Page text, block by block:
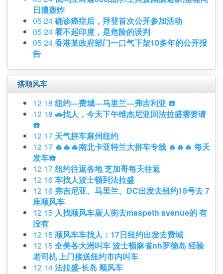
日遭轰炸
05 24确诊癌症后，拜登首次公开参加活动
05 24看不起印度，是危险的误判
05 24香港某政府部门一口气下架10多年的公开报
告
搭顺风车
12 18 纽约—费城—马里兰—弗吉利亚 ☎️
12 18 🚗找人，今天下午维杰尼亚回法拉盛需要请
☎️
12 17 天气拼车麻州纽约
12 17 🔥🔥🔥南北卡亚特兰大拼车专线 🔥🔥🔥 每天
发车☎️
12 17纽约往返各地 芝加哥每天往返
12 16车找人波士顿到法拉盛
12 16 弗吉尼亚、马里兰、DC出发去纽约18号去 7
座顺风车
12 15 人找顺风车唐人街去maspeth avenue的 有
没有
12 15顺风车车找人：17日纽约出发去费城
12 15全美各大洲叫车 波士顿麻省nh罗德岛 经验
老司机 上门接送纽约市内叫车
12 14法拉盛-长岛 顺风车